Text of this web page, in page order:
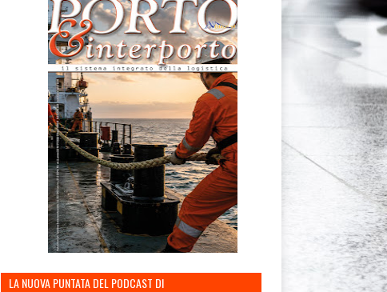
LA NUOVA PUNTATA DEL PODCAST DI